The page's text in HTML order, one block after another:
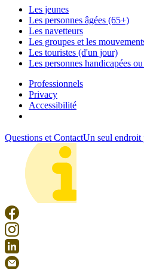
Les jeunes
Les personnes âgées (65+)
Les navetteurs
Les groupes et les
Les touristes (d'un jour)
Les personnes handicapées
Professionnels
Privacy
Accessibilité
Questions et ContactUn seul endroit